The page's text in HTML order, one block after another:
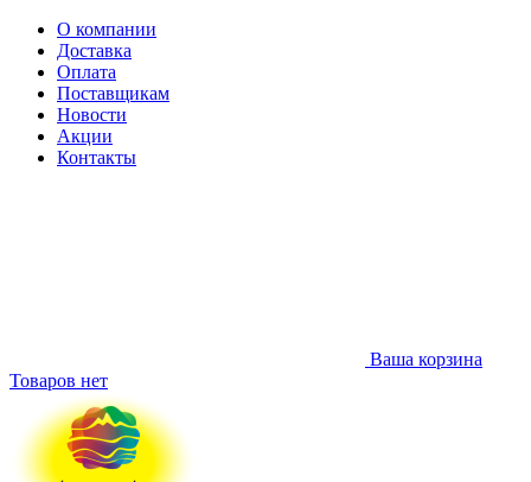
О компании
Доставка
Оплата
Поставщикам
Новости
Акции
Контакты
Ваша корзина
Товаров нет